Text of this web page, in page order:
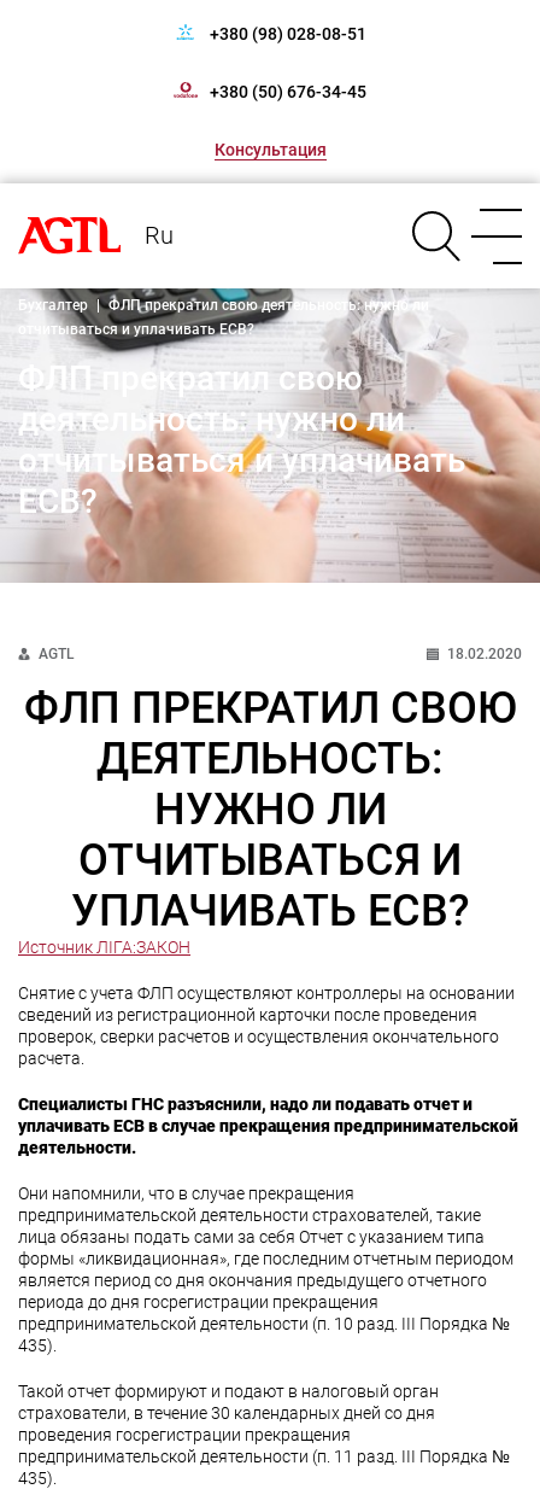
+380 (98) 028-08-51
+380 (50) 676-34-45
Консультация
Ru
Бухгалтер | ФЛП прекратил свою деятельность: нужно ли
отчитываться и уплачивать ЕСВ?
ФЛП прекратил свою
деятельность: нужно ли
отчитываться и уплачивать
ЕСВ?
AGTL 18.02.2020
ФЛП ПРЕКРАТИЛ СВОЮ
ДЕЯТЕЛЬНОСТЬ:
НУЖНО ЛИ
ОТЧИТЫВАТЬСЯ И
УПЛАЧИВАТЬ ЕСВ?
Источник ЛІГА:ЗАКОН
Снятие с учета ФЛП осуществляют контроллеры на основании
сведений из регистрационной карточки после проведения
проверок, сверки расчетов и осуществления окончательного
расчета.
Специалисты ГНС разъяснили, надо ли подавать отчет и
уплачивать ЕСВ в случае прекращения предпринимательской
деятельности.
Они напомнили, что в случае прекращения
предпринимательской деятельности страхователей, такие
лица обязаны подать сами за себя Отчет с указанием типа
формы «ликвидационная», где последним отчетным периодом
является период со дня окончания предыдущего отчетного
периода до дня госрегистрации прекращения
предпринимательской деятельности (п. 10 разд. ІІІ Порядка №
435).
Такой отчет формируют и подают в налоговый орган
страхователи, в течение 30 календарных дней со дня
проведения госрегистрации прекращения
предпринимательской деятельности (п. 11 разд. ІІІ Порядка №
435).